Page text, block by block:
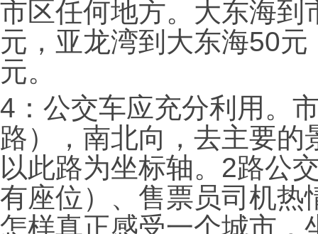
市区任何地方。大东海到
元，亚龙湾到大东海50
元。
4：公交车应充分利用。
路），南北向，去主要
以此路为坐标轴。2路公
有座位）、售票员司机热
怎样真正感受一个城市，